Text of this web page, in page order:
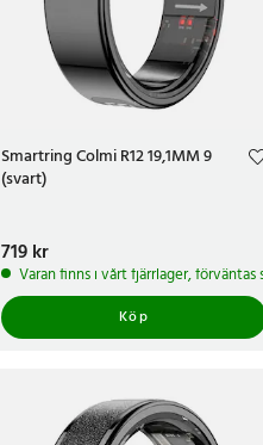
Smartring Colmi R12 19,1MM 9
(svart)
Pris :719 kr
719 kr
Varan finns i vårt fjärrlager, förväntas
Köp